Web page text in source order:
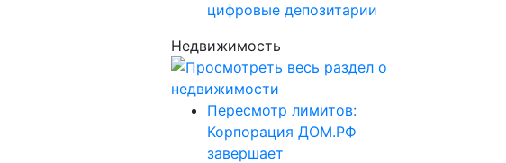
цифровые депозитарии
Недвижимость
Пересмотр лимитов:
Корпорация ДОМ.РФ
завершает